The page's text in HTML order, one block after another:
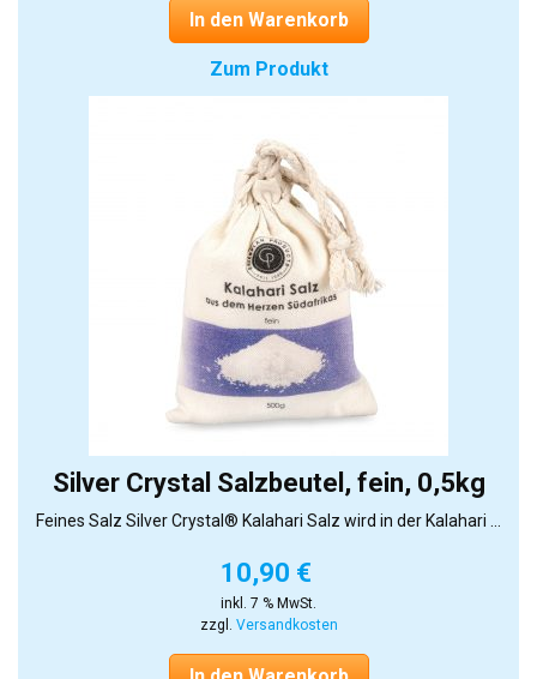
In den Warenkorb
Zum Produkt
Silver Crystal Salzbeutel, fein, 0,5kg
Feines Salz Silver Crystal® Kalahari Salz wird in der Kalahari ...
10,90 €
inkl. 7 % MwSt.
zzgl. Versandkosten